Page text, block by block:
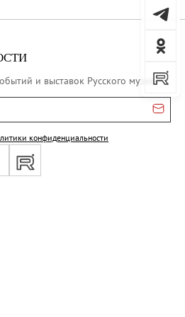
и выставок Русского музея
конфиденциальности